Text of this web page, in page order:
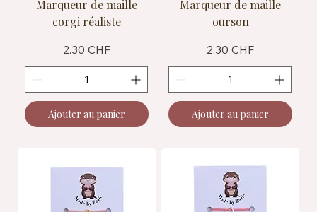
Marqueur de maille
corgi réaliste
Prix
2.30 CHF
Ajouter au panier
Marqueur de maille
ourson
Prix
2.30 CHF
Ajouter au panier